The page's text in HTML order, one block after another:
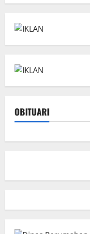
OBITUARI